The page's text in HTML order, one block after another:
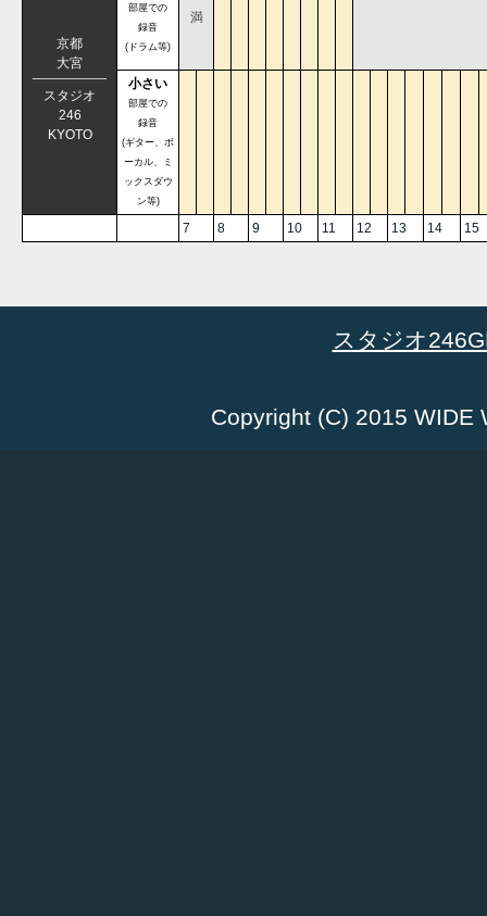
京都
大宮
スタジオ
246
KYOTO
部屋での
録音
(ドラム等)
満
小さい
部屋での
録音
(ギター、ボ
ーカル、ミ
ックスダウ
ン等)
7 8 9 10 11 12 13 14 15
スタジオ
Copyright (C) 2015 WIDE